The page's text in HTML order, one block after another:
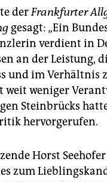
derFrankfurter
gesagt: „Ein
verdient in
an der Leistung,
und im Verhältnis
weniger
Steinbrücks
hervorgerufen.
Horst
zum